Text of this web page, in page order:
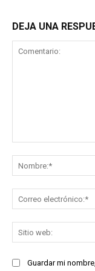
DEJA UNA
Guardar mi